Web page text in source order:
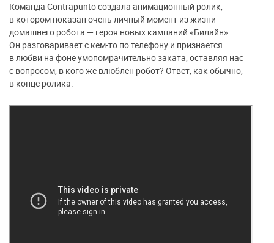
Команда Contrapunto создала анимационный ролик,
в котором показан очень личный момент из жизни
домашнего робота — героя новых кампаний «Билайн».
Он разговаривает с кем-то по телефону и признается
в любви на фоне умопомрачительно заката, оставляя нас
с вопросом, в кого же влюблен робот? Ответ, как обычно,
в конце ролика.